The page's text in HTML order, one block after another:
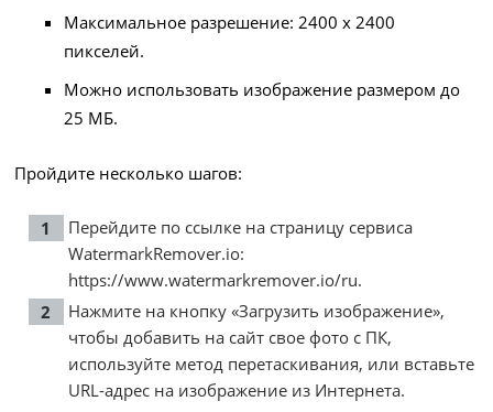
Максимальное разрешение: 2400 х 2400
пикселей.
Можно использовать изображение размером до
25 МБ.
Пройдите несколько шагов:
Перейдите по ссылке на страницу сервиса
WatermarkRemover.io:
https://www.watermarkremover.io/ru.
Нажмите на кнопку «Загрузить изображение»,
чтобы добавить на сайт свое фото с ПК,
используйте метод перетаскивания, или вставьте
URL-адрес на изображение из Интернета.